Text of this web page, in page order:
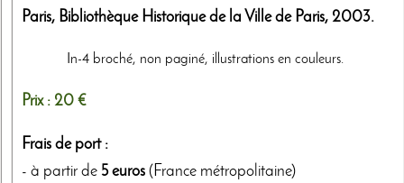
Paris, Bibliothèque Historique de la Ville de Paris, 2003.
In-4 broché, non paginé, illustrations en couleurs.
Prix : 20 €
Frais de port :
- à partir de 5 euros (France métropolitaine)